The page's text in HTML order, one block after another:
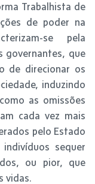
Trabalhista de
de poder na
se pela
governantes, que
de direcionar os
induzindo
as omissões
cada vez mais
pelo Estado
sequer
ou pior, que
vidas.